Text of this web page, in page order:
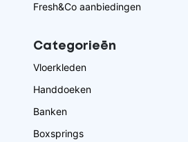
Fresh&Co aanbiedingen
Categorieēn
Vloerkleden
Handdoeken
Banken
Boxsprings